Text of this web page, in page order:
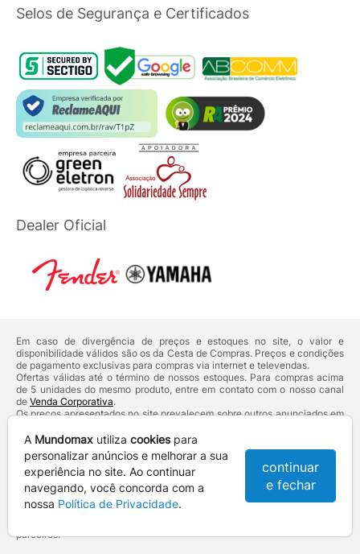
Selos de Segurança e Certificados
Dealer Oficial
Em caso de divergência de preços e estoques no site, o valor e
disponibilidade válidos são os da Cesta de Compras. Preços e condições
de pagamento exclusivas para compras via internet e televendas.
Ofertas válidas até o término de nossos estoques. Para compras acima
de 5 unidades do mesmo produto, entre em contato com o nosso canal
de Venda Corporativa.
Os preços apresentados no site prevalecem sobre outros anunciados em
Defesa do Consumidor:Lei nº 8.078.
Vendas sujeitas à confirmação de dados e análises de crédito e risco.
Razão Social: Hayamax Distribuidora de Produtos Eletrônicos Ltda -
CNPJ: 01.725.627/0002-53 - Endereço: R. Senador Souza Naves, 9 -
Centro - CEP: 86010-921 - Londrina / PR
Mundomax. 2007 - 2026 - Todos os direitos reservados. - Fotos e
parceiros.
A Mundomax utiliza cookiespara
personalizar anúncios e melhorar a sua
experiência no site. Ao continuar
navegando, você concorda com a
nossa Política de Privacidade.
continuar
e fechar